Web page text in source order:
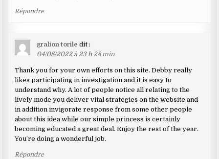
Répondre
gralion torile dit :
04/08/2022 à 23 h 28 min
Thank you for your own efforts on this site. Debby really
likes participating in investigation and it is easy to
understand why. A lot of people notice all relating to the
lively mode you deliver vital strategies on the website and
in addition invigorate response from some other people
about this idea while our simple princess is certainly
becoming educated a great deal. Enjoy the rest of the year.
You’re doing a wonderful job.
Répondre